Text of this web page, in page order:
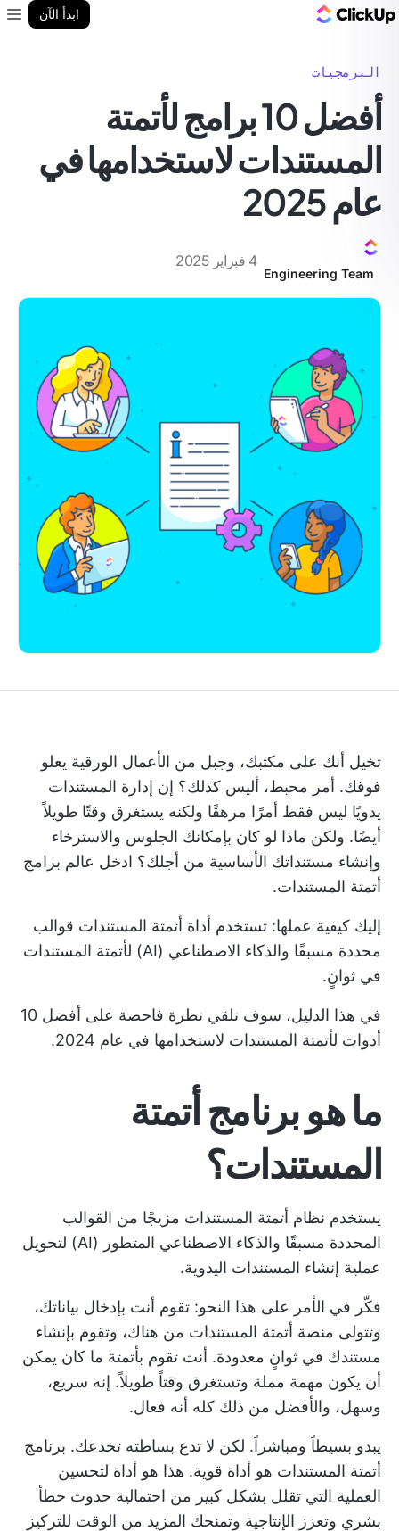
ابدأ الآن
البرمجيات
أفضل 10 برامج لأتمتة
المستندات لاستخدامها في
عام 2025
Engineering Team
4 فبراير 2025
تخيل أنك على مكتبك، وجبل من الأعمال الورقية يعلو
فوقك. أمر محبط، أليس كذلك؟ إن إدارة المستندات
يدويًا ليس فقط أمرًا مرهقًا ولكنه يستغرق وقتًا طويلاً
أيضًا. ولكن ماذا لو كان بإمكانك الجلوس والاسترخاء
وإنشاء مستنداتك الأساسية من أجلك؟ ادخل عالم برامج
أتمتة المستندات.
إليك كيفية عملها: تستخدم أداة أتمتة المستندات قوالب
محددة مسبقًا والذكاء الاصطناعي (AI) لأتمتة المستندات
في ثوانٍ.
في هذا الدليل، سوف نلقي نظرة فاحصة على أفضل 10
أدوات لأتمتة المستندات لاستخدامها في عام 2024.
ما هو برنامج أتمتة
المستندات؟
يستخدم نظام أتمتة المستندات مزيجًا من القوالب
المحددة مسبقًا والذكاء الاصطناعي المتطور (AI) لتحويل
عملية إنشاء المستندات اليدوية.
فكّر في الأمر على هذا النحو: تقوم أنت بإدخال بياناتك،
وتتولى منصة أتمتة المستندات من هناك، وتقوم بإنشاء
مستندك في ثوانٍ معدودة. أنت تقوم بأتمتة ما كان يمكن
أن يكون مهمة مملة وتستغرق وقتاً طويلاً. إنه سريع،
وسهل، والأفضل من ذلك كله أنه فعال.
يبدو بسيطاً ومباشراً. لكن لا تدع بساطته تخدعك. برنامج
أتمتة المستندات هو أداة قوية. هذا هو أداة لتحسين
العملية التي تقلل بشكل كبير من احتمالية حدوث خطأ
بشري وتعزز الإنتاجية وتمنحك المزيد من الوقت للتركيز